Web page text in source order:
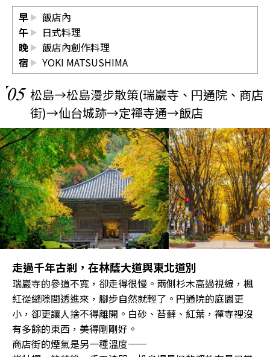
早
飯店內
午
日式料理
晚
飯店內創作料理
宿
YOKI MATSUSHIMA
05 松島→松島漫步散策(瑞巖寺、円通院、商店
街)→仙台城跡→定禪寺通→飯店
走過千年古剎，在林蔭大道與東北道別
瑞巖寺的參道不寬，卻走得很慢。兩側杉木高過視線，楓
紅從縫隙間透進來，腳步自然就輕了。円通院的庭園更
小，卻更讓人捨不得離開。白砂、苔蘚、紅葉，禪寺裡沒
有多餘的東西，美得剛剛好。
商店街的煙氣是另一種溫度——